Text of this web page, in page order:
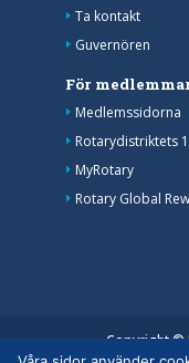
Ta kontakt
Guvernören
För
Medlemssidorna
Rotarydistriktets
MyRotary
Rotary Global
Copyright ©